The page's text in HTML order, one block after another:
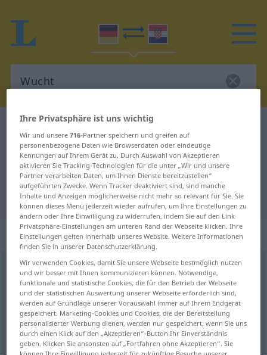
Deutsch-Kroatisch Wörterbuch
Deutsch-Kroatisch Übersetzung für
"Wucht"
"Wucht" Kroatisch Übersetzung
„Wucht“: Femininum
Wuchtf <Wucht;-en>
Übersicht aller Übersetzungen
(Für mehr Details die Übersetzung anklicken/antippen)
snaga
Ihre Privatsphäre ist uns wichtig
Wir und unsere716-Partner speichern und greifen auf
personenbezogene Daten wie Browserdaten oder eindeutige
Kennungen auf Ihrem Gerät zu. Durch Auswahl von Akzeptieren
aktivieren Sie Tracking-Technologien für die unter „Wir und unsere
Partner verarbeiten Daten, um Ihnen Dienste bereitzustellen“
aufgeführten Zwecke. Wenn Tracker deaktiviert sind, sind manche
Inhalte und Anzeigen möglicherweise nicht mehr so relevant für Sie. Sie
können dieses Menü jederzeit wieder aufrufen, um Ihre Einstellungen zu
ändern oder Ihre Einwilligung zu widerrufen, indem Sie auf den Link
Privatsphäre-Einstellungen am unteren Rand der Webseite klicken. Ihre
Einstellungen gelten innerhalb unseres Website. Weitere Informationen
finden Sie in unserer Datenschutzerklärung.
Wir verwenden Cookies, damit Sie unsere Webseite bestmöglich nutzen
und wir besser mit Ihnen kommunizieren können. Notwendige,
funktionale und statistische Cookies, die für den Betrieb der Webseite
und der statistischen Auswertung unserer Webseite erforderlich sind,
werden auf Grundlage unserer Vorauswahl immer auf Ihrem Endgerät
gespeichert. Marketing-Cookies und Cookies, die der Bereitstellung
personalisierter Werbung dienen, werden nur gespeichert, wenn Sie uns
durch einen Klick auf den „Akzeptieren“-Button Ihr Einverständnis
geben. Klicken Sie ansonsten auf „Fortfahren ohne Akzeptieren“. Sie